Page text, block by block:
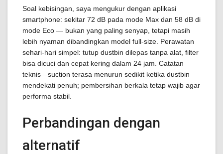
Soal kebisingan, saya mengukur dengan aplikasi
smartphone: sekitar 72 dB pada mode Max dan 58 dB di
mode Eco — bukan yang paling senyap, tetapi masih
lebih nyaman dibandingkan model full-size. Perawatan
sehari-hari simpel: tutup dustbin dilepas tanpa alat, filter
bisa dicuci dan cepat kering dalam 24 jam. Catatan
teknis—suction terasa menurun sedikit ketika dustbin
mendekati penuh; pembersihan berkala tetap wajib agar
performa stabil.
Perbandingan dengan
alternatif